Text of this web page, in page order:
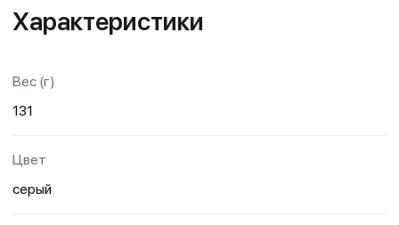
Характеристики
Вес (г)
131
Цвет
серый